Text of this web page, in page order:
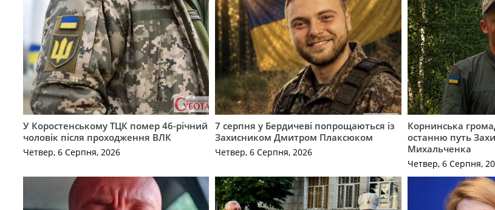
У Коростенському ТЦК помер 46-річний
чоловік після проходження ВЛК
Четвер, 6 Серпня, 2026
7 серпня у Бердичеві попрощаються із
Захисником Дмитром Плаксюком
Четвер, 6 Серпня, 2026
Корнинська
останню путь
Михальченка
Четвер, 6 Серпня,